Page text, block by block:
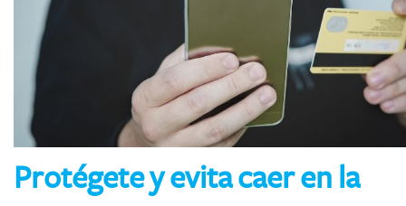
Protégete y evita caer en la